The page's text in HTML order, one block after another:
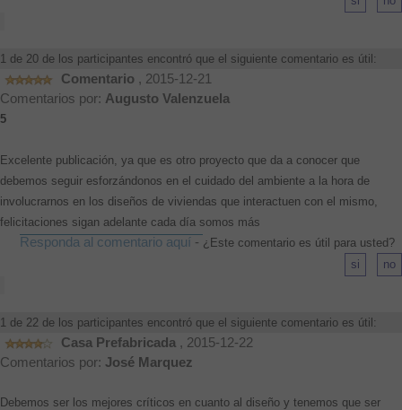
1 de 20 de los participantes encontró que el siguiente comentario es útil:
Comentario , 2015-12-21
Comentarios por: Augusto Valenzuela
5
Excelente publicación, ya que es otro proyecto que da a conocer que
debemos seguir esforzándonos en el cuidado del ambiente a la hora de
involucrarnos en los diseños de viviendas que interactuen con el mismo,
felicitaciones sigan adelante cada día somos más
Responda al comentario aquí - ¿Este comentario es útil para usted?
1 de 22 de los participantes encontró que el siguiente comentario es útil:
Casa Prefabricada , 2015-12-22
Comentarios por: José Marquez
Debemos ser los mejores críticos en cuanto al diseño y tenemos que ser